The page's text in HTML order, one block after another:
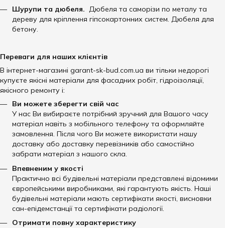
Шурупи та дюбеля. Дюбеля та саморізи по металу та
дереву для кріплення гіпсокартонних систем. Дюбеля для
бетону.
Переваги для наших клієнтів
В інтернет-магазині garant-sk-bud.com.ua ви тільки недорогі
купуєте якісні матеріали для фасадних робіт, гідроізоляції,
якісного ремонту і:
Ви можете зберегти свій час
У нас Ви вибираєте потрібний зручний для Вашого часу
матеріал навіть з мобільного телефону та оформляйте
замовлення. Після чого Ви можете використати нашу
доставку або доставку перевізників або самостійно
забрати матеріал з нашого скла.
Впевненим у якості
Практично всі будівельні матеріали представлені відомими
європейськими виробниками, які гарантують якість. Наші
будівельні матеріали мають сертифікати якості, висновки
сан-епідемстанції та сертифікати радіології.
Отримати повну характеристику